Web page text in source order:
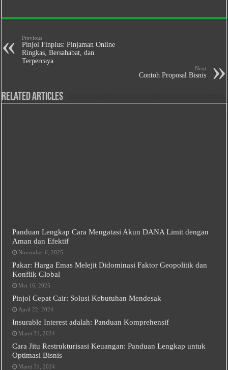
Previous
Pinjol Finplus: Pinjaman Online
Ringkas, Bersahabat, dan
Terpercaya
Next
Contoh Proposal Bisnis
Related Articles
Panduan Lengkap Cara Mengatasi Akun DANA Limit dengan
Aman dan Efektif
November 6, 2025
Pakar: Harga Emas Melejit Didominasi Faktor Geopolitik dan
Konflik Global
Mei 16, 2025
Pinjol Cepat Cair: Solusi Kebutuhan Mendesak
April 22, 2024
Insurable Interest adalah: Panduan Komprehensif
Maret 31, 2024
Cara Jitu Restrukturisasi Keuangan: Panduan Lengkap untuk
Optimasi Bisnis
Maret 31, 2024